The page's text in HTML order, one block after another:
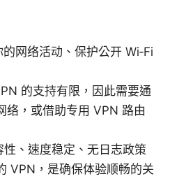
网络活动、保护公开 Wi‑Fi
的支持有限，因此需要通
络，或借助专用 VPN 路由
、速度稳定、无日志政策
VPN，是确保体验顺畅的关